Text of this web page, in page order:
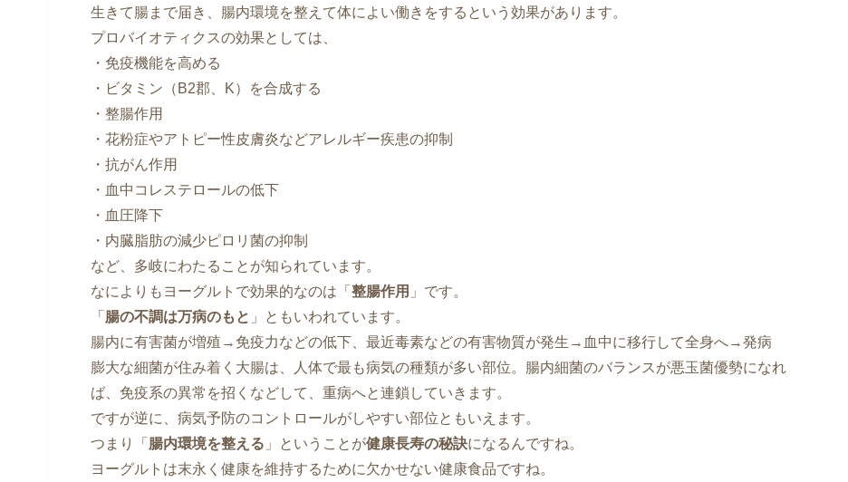
生きて腸まで届き、腸内環境を整えて体によい働きをするという効果があります。
プロバイオティクスの効果としては、
・免疫機能を高める
・ビタミン（B2郡、K）を合成する
・整腸作用
・花粉症やアトピー性皮膚炎などアレルギー疾患の抑制
・抗がん作用
・血中コレステロールの低下
・血圧降下
・内臓脂肪の減少ピロリ菌の抑制
など、多岐にわたることが知られています。
なによりもヨーグルトで効果的なのは「 整腸作用 」です。
「 腸の不調は万病のもと 」ともいわれています。
腸内に有害菌が増殖→免疫力などの低下、最近毒素などの有害物質が発生→血中に移行して全身へ→発病
膨大な細菌が住み着く大腸は、人体で最も病気の種類が多い部位。腸内細菌のバランスが悪玉菌優勢になれ
ば、免疫系の異常を招くなどして、重病へと連鎖していきます。
ですが逆に、病気予防のコントロールがしやすい部位ともいえます。
つまり「 腸内環境を整える 」ということが健康長寿の秘訣になるんですね。
ヨーグルトは末永く健康を維持するために欠かせない健康食品ですね。